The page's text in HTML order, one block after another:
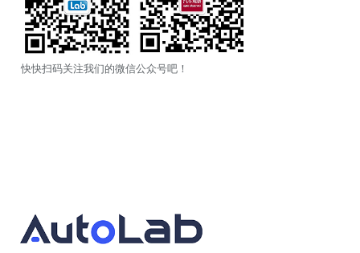
快快扫码关注我们的微信公众号吧！